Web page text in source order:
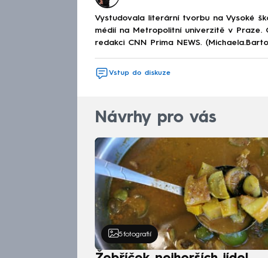
Vystudovala literární tvorbu na Vysoké
médií na Metropolitní univerzitě v Praze.
redakci CNN Prima NEWS.
Vstup do diskuze
Návrhy pro vás
5 fotografií